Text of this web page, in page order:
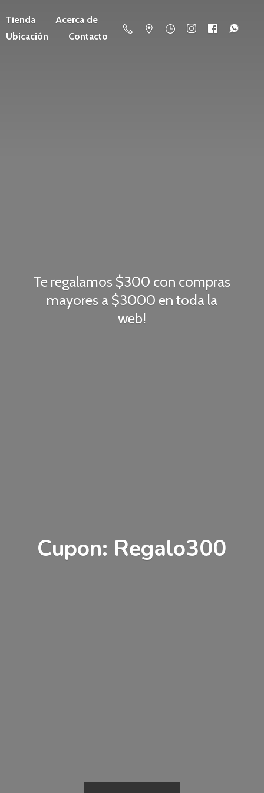
Tienda
Acerca de
Ubicación
Contacto
Cupon: Regalo300
Te regalamos $300 con compras
mayores a $3000 en toda la
web!